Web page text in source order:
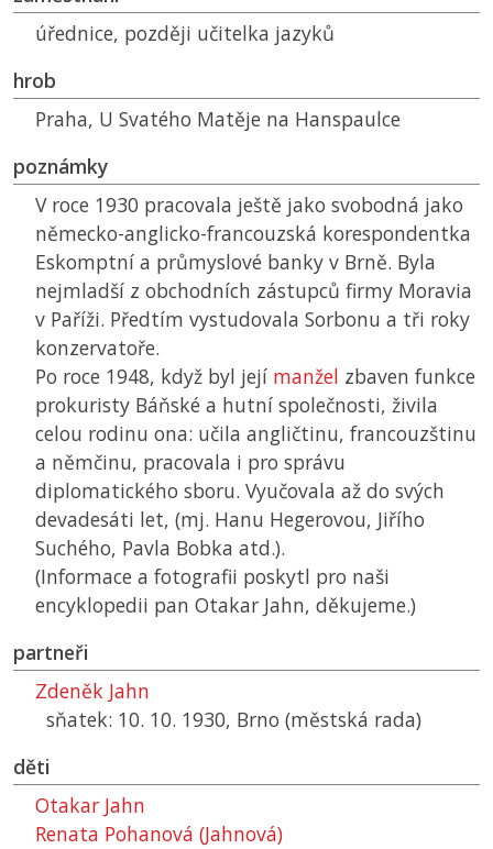
úřednice, později učitelka jazyků
hrob
Praha, U Svatého Matěje na Hanspaulce
poznámky
V roce 1930 pracovala ještě jako svobodná jako
německo-anglicko-francouzská korespondentka
Eskomptní a průmyslové banky v Brně. Byla
nejmladší z obchodních zástupců firmy Moravia
v Paříži. Předtím vystudovala Sorbonu a tři roky
konzervatoře.
Po roce 1948, když byl její manžel zbaven funkce
prokuristy Báňské a hutní společnosti, živila
celou rodinu ona: učila angličtinu, francouzštinu
a němčinu, pracovala i pro správu
diplomatického sboru. Vyučovala až do svých
devadesáti let, (mj. Hanu Hegerovou, Jiřího
Suchého, Pavla Bobka atd.).
(Informace a fotografii poskytl pro naši
encyklopedii pan Otakar Jahn, děkujeme.)
partneři
Zdeněk Jahn
sňatek: 10. 10. 1930, Brno (městská rada)
děti
Otakar Jahn
Renata Pohanová (Jahnová)